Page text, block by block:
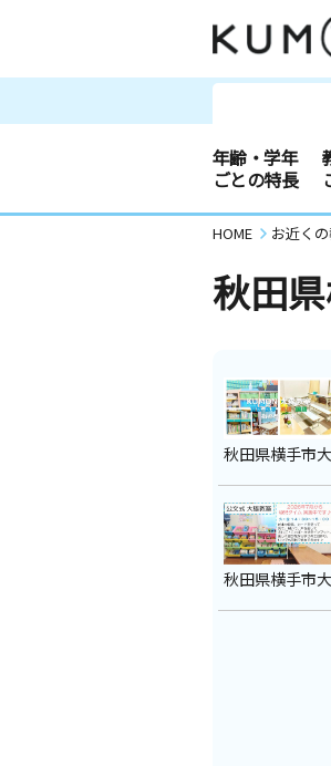
年齢・学年
ごとの特長
HOME お近く
秋田
秋田県横手市
秋田県横手市